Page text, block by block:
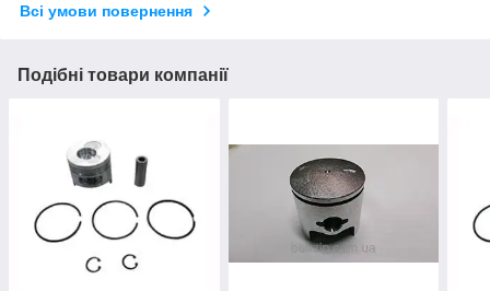
Всі умови повернення
Подібні товари компанії